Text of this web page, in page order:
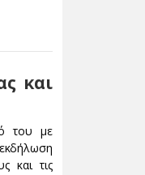
και
του με
και τις